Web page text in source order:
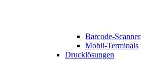
Barcode-Scanner
Mobil-Terminals
Drucklösungen